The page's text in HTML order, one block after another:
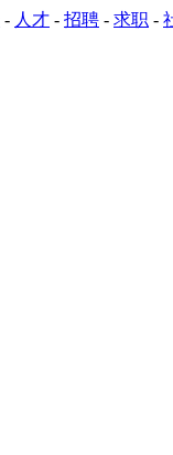
- 人才 - 招聘 - 求职 -